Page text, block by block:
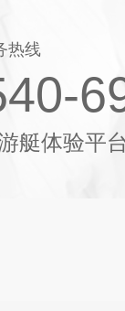
热线
艇体验平